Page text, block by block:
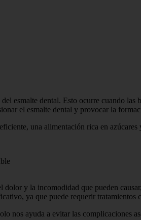
esmalte dental. Esto ocurre cuando
el esmalte dental y provocar la
una alimentación rica en
y la incomodidad que pueden
ya que puede requerir tratamientos
nos ayuda a evitar las complicaciones